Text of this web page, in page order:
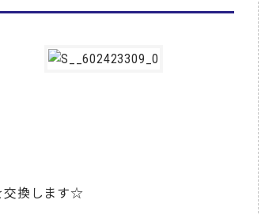
交換します☆